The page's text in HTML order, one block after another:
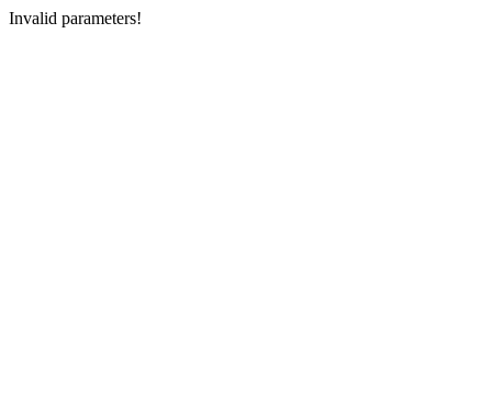
Invalid parameters!